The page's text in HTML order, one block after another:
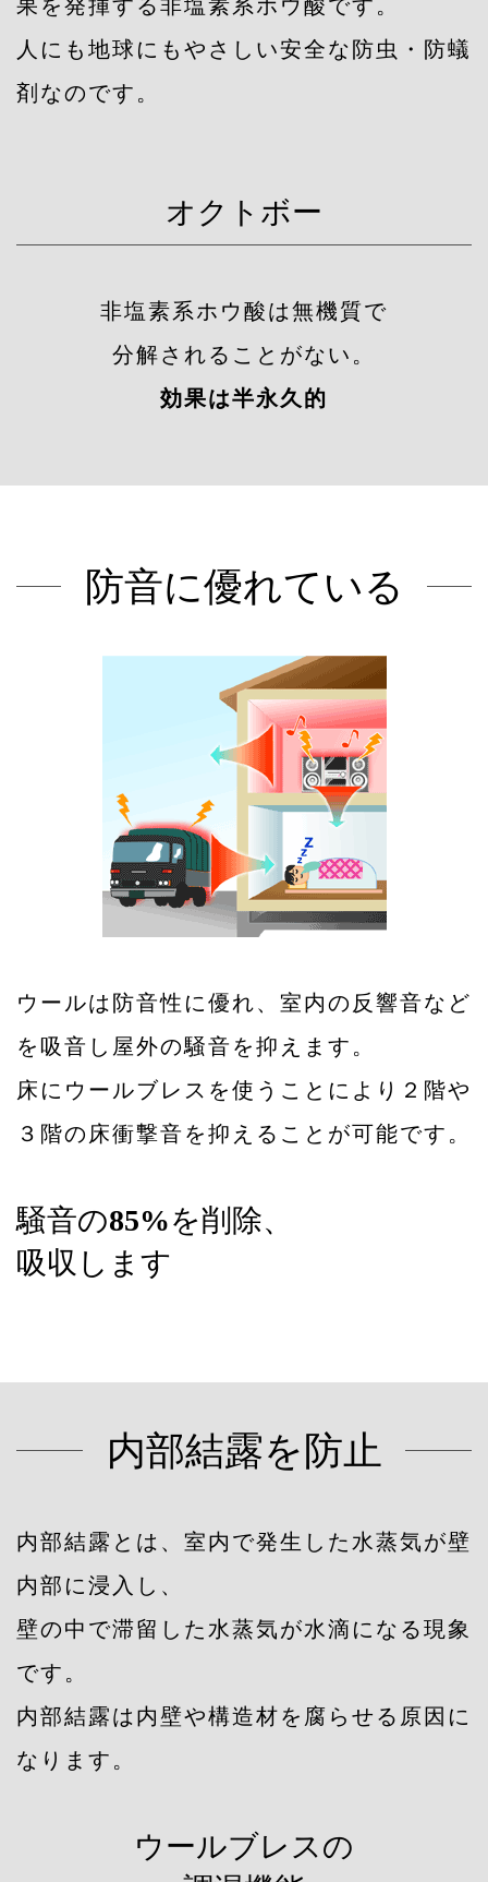
果を発揮する非塩素系ホウ酸です。
人にも地球にもやさしい安全な防虫・防蟻
剤なのです。
オクトボー
非塩素系ホウ酸は無機質で
分解されることがない。
効果は半永久的
防音に優れている
ウールは防音性に優れ、室内の反響音など
を吸音し屋外の騒音を抑えます。
床にウールブレスを使うことにより２階や
３階の床衝撃音を抑えることが可能です。
騒音の85%を削除、
吸収します
内部結露を防止
内部結露とは、室内で発生した水蒸気が壁
内部に浸入し、
壁の中で滞留した水蒸気が水滴になる現象
です。
内部結露は内壁や構造材を腐らせる原因に
なります。
ウールブレスの